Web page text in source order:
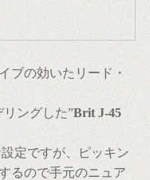
ブの効いたリード・
リングした”Brit J-45
設定ですが、ピッキン
るので手元のニュア